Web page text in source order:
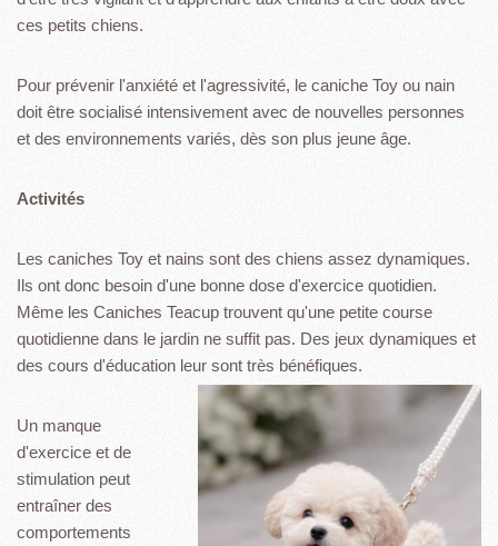
ces petits chiens.
Pour prévenir l'anxiété et l'agressivité, le caniche Toy ou nain
doit être socialisé intensivement avec de nouvelles personnes
et des environnements variés, dès son plus jeune âge.
Activités
Les caniches Toy et nains sont des chiens assez dynamiques.
Ils ont donc besoin d'une bonne dose d'exercice quotidien.
Même les Caniches Teacup trouvent qu'une petite course
quotidienne dans le jardin ne suffit pas. Des jeux dynamiques et
des cours d'éducation leur sont très bénéfiques.
Un manque
d'exercice et de
stimulation peut
entraîner des
comportements